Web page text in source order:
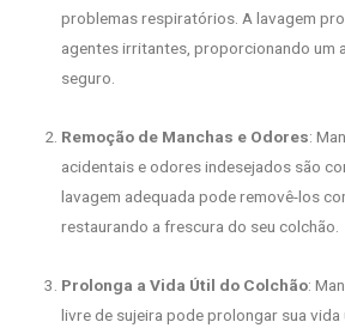
problemas respiratórios. A lavagem
agentes irritantes, proporcionando um
seguro.
Remoção de Manchas e Odores:
acidentais e odores indesejados são
lavagem adequada pode removê-los
restaurando a frescura do seu colchão.
Prolonga a Vida Útil do Colchão:
livre de sujeira pode prolongar sua